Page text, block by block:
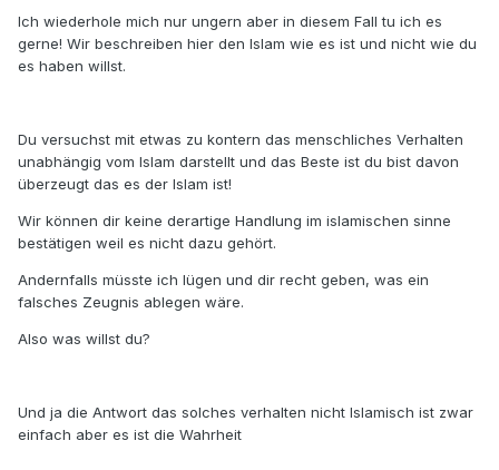
Ich wiederhole mich nur ungern aber in diesem Fall tu ich es
gerne! Wir beschreiben hier den Islam wie es ist und nicht wie du
es haben willst.
Du versuchst mit etwas zu kontern das menschliches Verhalten
unabhängig vom Islam darstellt und das Beste ist du bist davon
überzeugt das es der Islam ist!
Wir können dir keine derartige Handlung im islamischen sinne
bestätigen weil es nicht dazu gehört.
Andernfalls müsste ich lügen und dir recht geben, was ein
falsches Zeugnis ablegen wäre.
Also was willst du?
Und ja die Antwort das solches verhalten nicht Islamisch ist zwar
einfach aber es ist die Wahrheit